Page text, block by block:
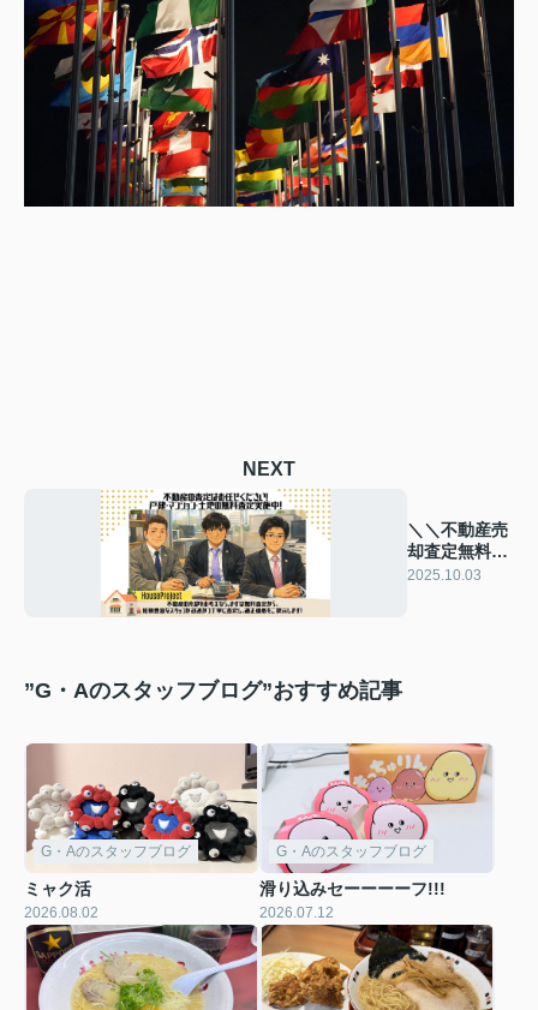
NEXT
＼＼不動産売
却査定無料・
買取り強化中
2025.10.03
”G・Aのスタッフブログ”おすすめ記事
G・Aのスタッフブログ
ミャク活
2026.08.02
G・Aのスタッフブログ
滑り込みセーーーーフ!!!
2026.07.12